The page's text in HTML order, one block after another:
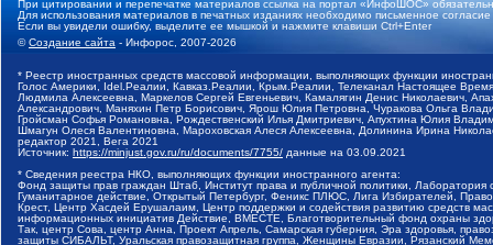
При цитировании и перепечатке материалов ссылка на портал «ИнфоШОС»
Для использования материалов в печатных изданиях необходимо письменное
Если вы увидели ошибку, выделите ее мышкой и нажмите клавиши Ctrl+Enter
©Создание сайта - Инфорос, 2007-2026
* Реестр иностранных средств массовой информации, выполняющих функции
Голос Америки, Idel.Реалии, Кавказ.Реалии, Крым.Реалии, Телеканал Настоящее
Людмила Алексеевна, Маркелов Сергей Евгеньевич, Камалягин Денис Николаевич,
Александрович, Маняхин Петр Борисович, Ярош Юлия Петровна, Чуракова Ольга
Гройсман Софья Романовна, Рождественский Илья Дмитриевич, Апухтина Юлия
Шмагун Олеся Валентиновна, Мароховская Алеся Алексеевна, Долинина Ирина
редактор 2021, Вега 2021
Источник: https://minjust.gov.ru/ru/documents/7755/ данные на 03.09.2021
* Сведения реестра НКО, выполняющих функции иностранного агента:
Фонд защиты прав граждан Штаб, Институт права и публичной политики,
Гуманитарное действие, Открытый Петербург, Феникс ПЛЮС, Лига Избирателей,
Крест, Центр Хасдей Ерушалаим, Центр поддержки и содействия развитию средств
информационных инициатив Действие, ВМЕСТЕ, Благотворительный фонд охраны
Так, центр Сова, центр Анна, Проект Апрель, Самарская губерния, Эра здоровья,
защиты СИБАЛЬТ, Уральская правозащитная группа, Женщины Евразии, Рязанский